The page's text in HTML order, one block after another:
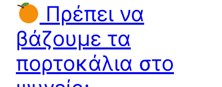
Πρέπει να
βάζουμε τα
πορτοκάλια στο